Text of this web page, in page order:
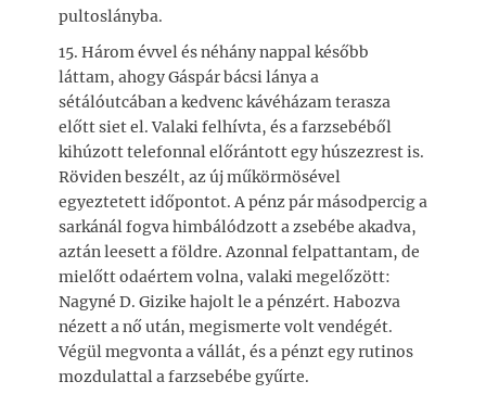
pultoslányba.
15. Három évvel és néhány nappal később
láttam, ahogy Gáspár bácsi lánya a
sétálóutcában a kedvenc kávéházam terasza
előtt siet el. Valaki felhívta, és a farzsebéből
kihúzott telefonnal előrántott egy húszezrest is.
Röviden beszélt, az új műkörmösével
egyeztetett időpontot. A pénz pár másodpercig a
sarkánál fogva himbálódzott a zsebébe akadva,
aztán leesett a földre. Azonnal felpattantam, de
mielőtt odaértem volna, valaki megelőzött:
Nagyné D. Gizike hajolt le a pénzért. Habozva
nézett a nő után, megismerte volt vendégét.
Végül megvonta a vállát, és a pénzt egy rutinos
mozdulattal a farzsebébe gyűrte.